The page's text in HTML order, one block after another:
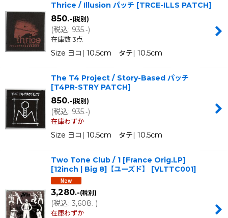
Thrice / Illusion パッチ [TRCE-ILLS PATCH]
850.-(税別)
(税込: 935.-)
在庫数 3点
Size ヨコ| 10.5cm タテ| 10.5cm
The T4 Project / Story-Based パッチ
[T4PR-STRY PATCH]
850.-(税別)
(税込: 935.-)
在庫わずか
Size ヨコ| 10.5cm タテ| 10.5cm
Two Tone Club / 1 [France Orig.LP]
[12inch | Big 8]【ユーズド】
[VLTTC001]
3,280.-(税別)
(税込: 3,608.-)
在庫わずか